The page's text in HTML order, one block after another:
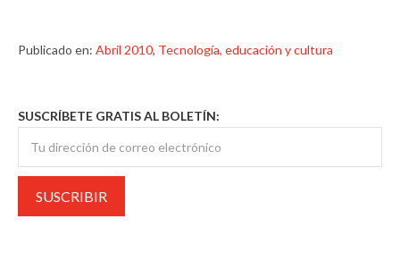
Publicado en: Abril 2010, Tecnología, educación y cultura
SUSCRÍBETE GRATIS AL BOLETÍN: